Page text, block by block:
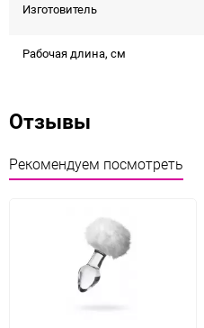
Изготовитель
Рабочая длина, см
Отзывы
Рекомендуем посмотреть